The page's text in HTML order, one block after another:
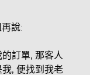
說:
訂單, 那客人
, 便找到我老